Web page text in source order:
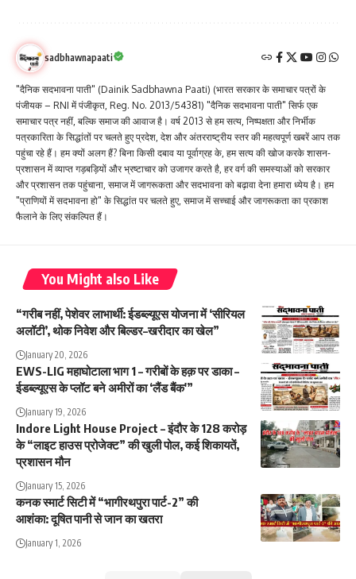
sadbhawnapaati
"दैनिक सदभावना पाती" (Dainik Sadbhawna Paati) (भारत सरकार के समाचार पत्रों के
पंजीयक – RNI में पंजीकृत, Reg. No. 2013/54381) "दैनिक सदभावना पाती" सिर्फ एक
समाचार पत्र नहीं, बल्कि समाज की आवाज है। वर्ष 2013 से हम सत्य, निष्पक्षता और निर्भीक
पत्रकारिता के सिद्धांतों पर चलते हुए प्रदेश, देश और अंतरराष्ट्रीय स्तर की महत्वपूर्ण खबरें आप तक
पहुंचा रहे हैं। हम क्यों अलग हैं? बिना किसी दबाव या पूर्वाग्रह के, हम सत्य की खोज करके शासन-
प्रशासन में व्याप्त गड़बड़ियों और भ्रष्टाचार को उजागर करते है, हर वर्ग की समस्याओं को सरकार
और प्रशासन तक पहुंचाना, समाज में जागरूकता और सदभावना को बढ़ावा देना हमारा ध्येय है। हम
"प्राणियों में सदभावना हो" के सिद्धांत पर चलते हुए, समाज में सच्चाई और जागरूकता का प्रकाश
फैलाने के लिए संकल्पित हैं।
You Might also Like
“गरीब नहीं, पेशेवर लाभार्थी: ईडब्ल्यूएस योजना में ‘सीरियल
अलॉटी’, थोक निवेश और बिल्डर–खरीदार का खेल”
January 20, 2026
EWS-LIG महाघोटाला भाग 1 – गरीबों के हक़ पर डाका –
ईडब्ल्यूएस के प्लॉट बने अमीरों का ‘लैंड बैंक'”
January 19, 2026
Indore Light House Project – इंदौर के 128 करोड़
के “लाइट हाउस प्रोजेक्ट” की खुली पोल, कई शिकायतें,
प्रशासन मौन
January 15, 2026
कनक स्मार्ट सिटी में “भागीरथपुरा पार्ट-2” की
आशंका: दूषित पानी से जान का खतरा
January 1, 2026